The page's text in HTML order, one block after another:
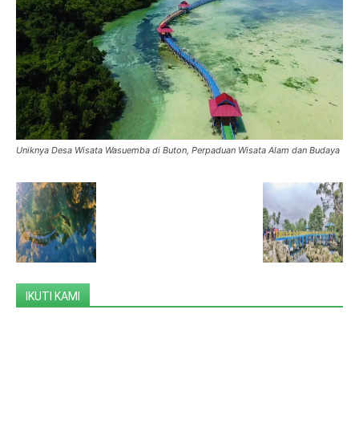
Uniknya Desa Wisata Wasuemba di Buton, Perpaduan Wisata Alam dan Budaya
IKUTI KAMI